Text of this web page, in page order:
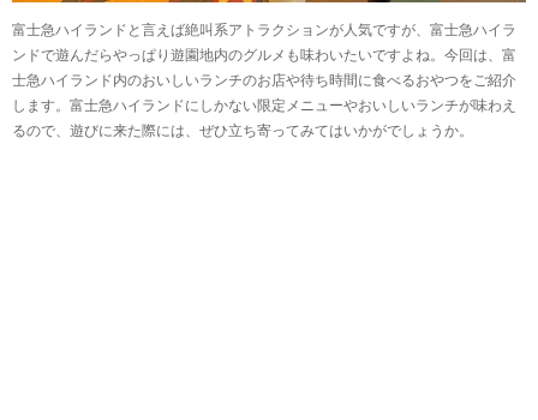
富士急ハイランドと言えば絶叫系アトラクションが人気ですが、富士急ハイラ
ンドで遊んだらやっぱり遊園地内のグルメも味わいたいですよね。今回は、富
士急ハイランド内のおいしいランチのお店や待ち時間に食べるおやつをご紹介
します。富士急ハイランドにしかない限定メニューやおいしいランチが味わえ
るので、遊びに来た際には、ぜひ立ち寄ってみてはいかがでしょうか。